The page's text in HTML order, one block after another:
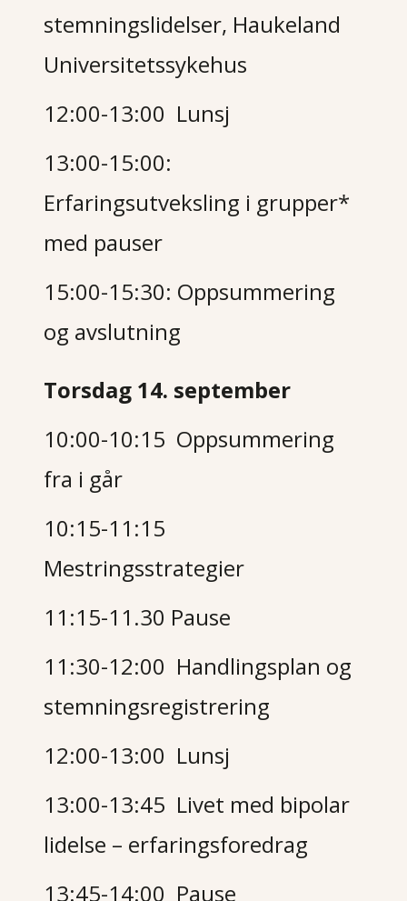
stemningslidelser, Haukeland
Universitetssykehus
12:00-13:00 Lunsj
13:00-15:00:
Erfaringsutveksling i grupper*
med pauser
15:00-15:30: Oppsummering
og avslutning
Torsdag 14. september
10:00-10:15 Oppsummering
fra i går
10:15-11:15
Mestringsstrategier
11:15-11.30 Pause
11:30-12:00 Handlingsplan og
stemningsregistrering
12:00-13:00 Lunsj
13:00-13:45 Livet med bipolar
lidelse – erfaringsforedrag
13:45-14:00 Pause